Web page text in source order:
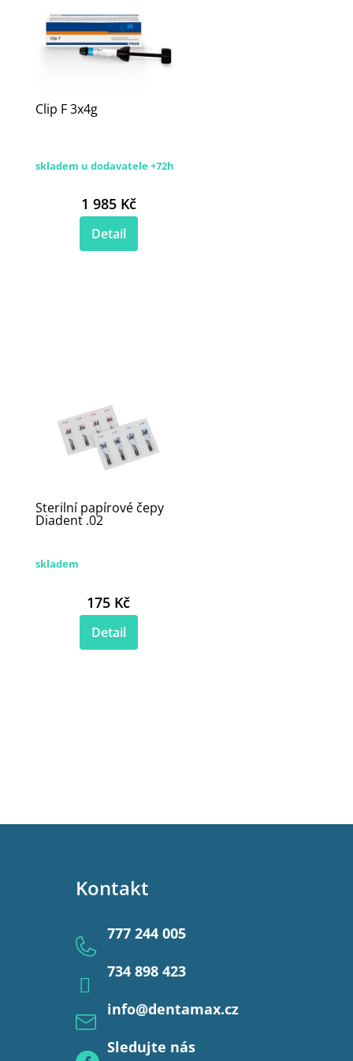
Clip F 3x4g
skladem u dodavatele +72h
1 985 Kč
Detail
Sterilní papírové čepy
Diadent .02
skladem
175 Kč
Detail
Kontakt
info@dentamax.cz
777 244 005
734 898 423
Sledujte nás